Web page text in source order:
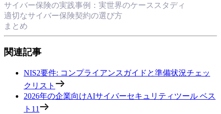
サイバー保険の実践事例：実世界のケーススタディ
適切なサイバー保険契約の選び方
まとめ
関連記事
NIS2要件: コンプライアンスガイドと準備状況チェッ
クリスト
2026年の企業向けAIサイバーセキュリティツール ベス
ト11